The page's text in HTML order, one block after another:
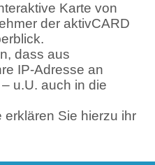
Karte von
der aktivCARD
dass aus
IP-Adresse an
u.U. auch in die
erklären Sie hierzu ihr